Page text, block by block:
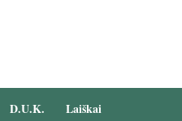
D.U.K.
Laiškai